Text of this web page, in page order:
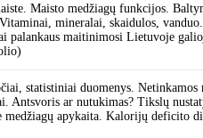
Maisto medžiagų funkcijos.
mineralai, skaidulos,
palankaus maitinimosi Lietuvoje
statistiniai duomenys. Netinkamos
Antsvoris ar nutukimas? Tikslų
medžiagų apykaita. Kalorijų deficito